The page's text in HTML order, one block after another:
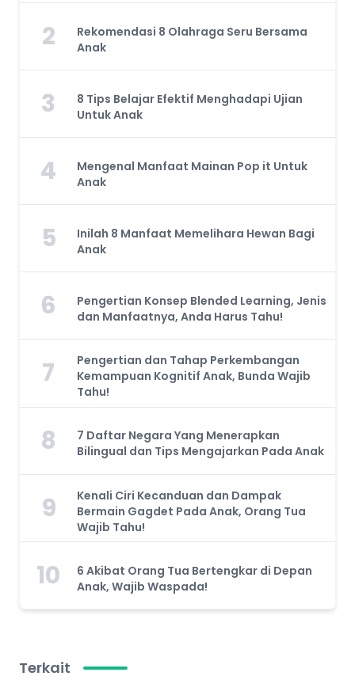
2
Rekomendasi 8 Olahraga Seru Bersama
Anak
3
8 Tips Belajar Efektif Menghadapi Ujian
Untuk Anak
4
Mengenal Manfaat Mainan Pop it Untuk
Anak
5
Inilah 8 Manfaat Memelihara Hewan Bagi
Anak
6
Pengertian Konsep Blended Learning, Jenis
dan Manfaatnya, Anda Harus Tahu!
7
Pengertian dan Tahap Perkembangan
Kemampuan Kognitif Anak, Bunda Wajib
Tahu!
8
7 Daftar Negara Yang Menerapkan
Bilingual dan Tips Mengajarkan Pada Anak
9
Kenali Ciri Kecanduan dan Dampak
Bermain Gagdet Pada Anak, Orang Tua
Wajib Tahu!
10
6 Akibat Orang Tua Bertengkar di Depan
Anak, Wajib Waspada!
Terkait